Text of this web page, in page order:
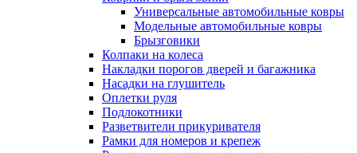
Универсальные автомобильные ковры
Модельные автомобильные ковры
Брызговики
Колпаки на колеса
Накладки порогов дверей и багажника
Насадки на глушитель
Оплетки руля
Подлокотники
Разветвители прикуривателя
Рамки для номеров и крепеж